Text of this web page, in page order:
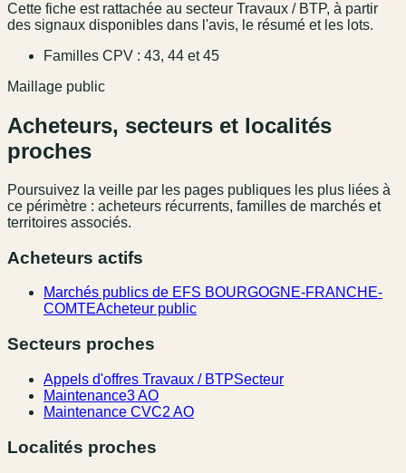
Cette fiche est rattachée au secteur Travaux / BTP, à partir
des signaux disponibles dans l'avis, le résumé et les lots.
Familles CPV : 43, 44 et 45
Maillage public
Acheteurs, secteurs et localités
proches
Poursuivez la veille par les pages publiques les plus liées à
ce périmètre : acheteurs récurrents, familles de marchés et
territoires associés.
Acheteurs actifs
Marchés publics de EFS BOURGOGNE-FRANCHE-
COMTEAcheteur public
Secteurs proches
Appels d'offres Travaux / BTPSecteur
Maintenance3 AO
Maintenance CVC2 AO
Localités proches